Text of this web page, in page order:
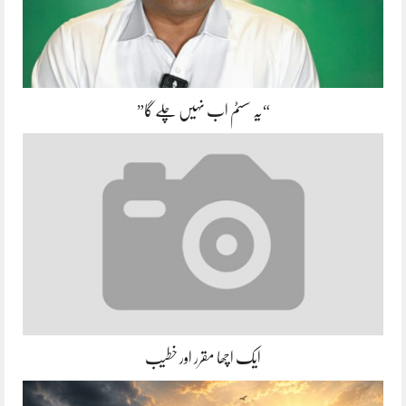
“یہ سسٹم اب نہیں چلے گا”
ایک اچھا مقرر اور خطیب